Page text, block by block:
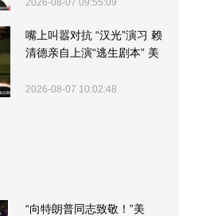
2026-08-07 09:55:09
嘴上叫嚣对抗 “汉光”演习 赖
清德亲自上演“逃生剧本” 美
2026-08-07 10:02:48
“向特朗普同志致敬！”美